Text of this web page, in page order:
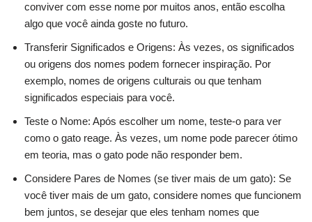
conviver com esse nome por muitos anos, então escolha
algo que você ainda goste no futuro.
Transferir Significados e Origens: Às vezes, os significados
ou origens dos nomes podem fornecer inspiração. Por
exemplo, nomes de origens culturais ou que tenham
significados especiais para você.
Teste o Nome: Após escolher um nome, teste-o para ver
como o gato reage. Às vezes, um nome pode parecer ótimo
em teoria, mas o gato pode não responder bem.
Considere Pares de Nomes (se tiver mais de um gato): Se
você tiver mais de um gato, considere nomes que funcionem
bem juntos, se desejar que eles tenham nomes que